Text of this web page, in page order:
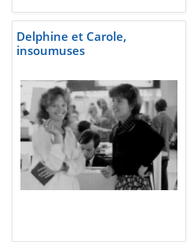
Delphine et Carole,
insoumuses